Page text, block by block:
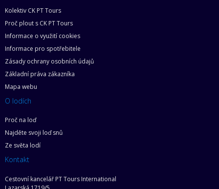
Kolektiv CK PT Tours
Proč plout s CK PT Tours
Informace o využití cookies
Informace pro spotřebitele
Zásady ochrany osobních údajů
Základní práva zákazníka
Mapa webu
O lodích
Proč na loď
Najděte svoji loď snů
Ze světa lodí
Kontakt
Cestovní kancelář PT Tours International